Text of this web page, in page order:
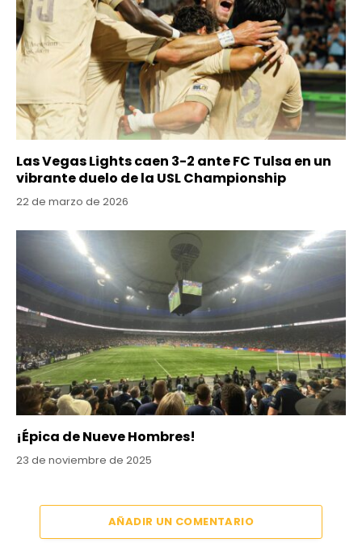
Las Vegas Lights caen 3-2 ante FC Tulsa en un
vibrante duelo de la USL Championship
22 de marzo de 2026
¡Épica de Nueve Hombres!
23 de noviembre de 2025
AÑADIR UN COMENTARIO